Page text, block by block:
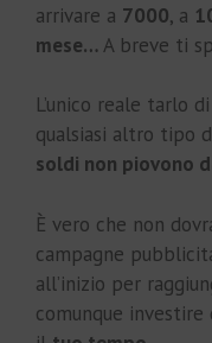
arrivare a 7000, a
mese…A breve ti
L’unico reale tarlo
qualsiasi altro tipo
soldi non piovono
È vero che non
campagne
all’inizio per
comunque investire